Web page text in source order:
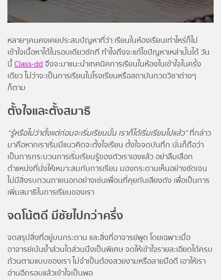
ข่าวสาร
เข้าสู่ระบบ
หลายๆคนคงเคยประสบปัญหาที่ว่า เรียนในห้องเรียนเท่าไหร่ก็ไม่
เข้าใจเนื้อหาได้ในรอบเดียวซักที ทำไงถึงจะแก้ไขปัญหาเหล่านั้นได้ วัน
นี้Class-ddจึงจะมาแนะนำเทคนิคการเรียนในห้องในเข้าใจในครั้ง
เดียว ไม่ว่าจะเป็นการเรียนในโรงเรียนหรือสถาบันกวดวิชาต่างๆ
ก็ตาม
ตั้งใจและตั้งสมาธิ
“รู้หรือไม่ว่าตั้งแต่ก่อนจะเริ่มเรียนนั้น เราก็ได้เริ่มเรียนไปแล้ว”ที่กล่าว
มาคือหากเราเริ่มมีแนวคิดจะตั้งใจเรียน ตั้งใจจดบันทึก นั่นก็ถือว่า
เป็นการกระบวนการเริ่มเรียนรู้ของตัวเราเองแล้ว อย่าลืมเลือก
ตำแหน่งที่นั่งให้เหมาะสมกับการเรียน มองกระดานเห็นอย่างชัดเจน
ไม่มีสิ่งรบกวนภายนอกอย่างเช่นเพื่อนที่คุยกันเสียงดัง เพื่อเป็นการ
เพิ่มสมาธิในการเรียนของเรา
จดโน้ตดี มีชัยไปกว่าครึ่ง
จดสรุปสิ่งที่อยู่บนกระดาน และสิ่งที่อาจารย์พูด โดยเฉพาะเมื่อ
อาจารย์เน้นย้ำส่วนใดส่วนนึงเป็นพิเศษ จดให้เข้าใจรายละเอียดได้ครบ
ถ้วนตามแบบของเรา ไม่จำเป็นต้องสวยงามหรือลายมือดี เอาให้เรา
อ่านอีกรอบแล้วเข้าใจเป็นพอ